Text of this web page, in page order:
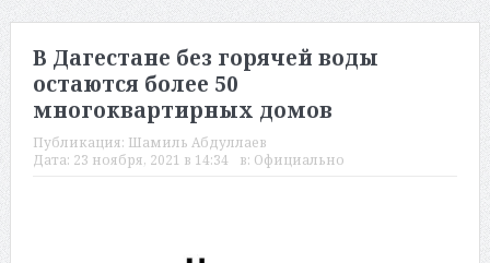
В Дагестане без горячей воды
остаются более 50
многоквартирных домов
Публикация: Шамиль Абдуллаев
Дата: 23 ноября, 2021 в 14:34 в: Официально